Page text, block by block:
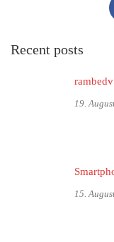
Recent posts
19.
15.